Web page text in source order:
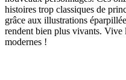
histoires trop classiques de
grâce aux illustrations
rendent bien plus vivants. Vive
modernes !